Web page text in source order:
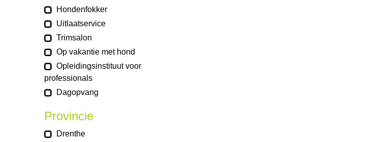
Hondenfokker
Uitlaatservice
Trimsalon
Op vakantie met hond
Opleidingsinstituut voor
professionals
Dagopvang
Provincie
Drenthe